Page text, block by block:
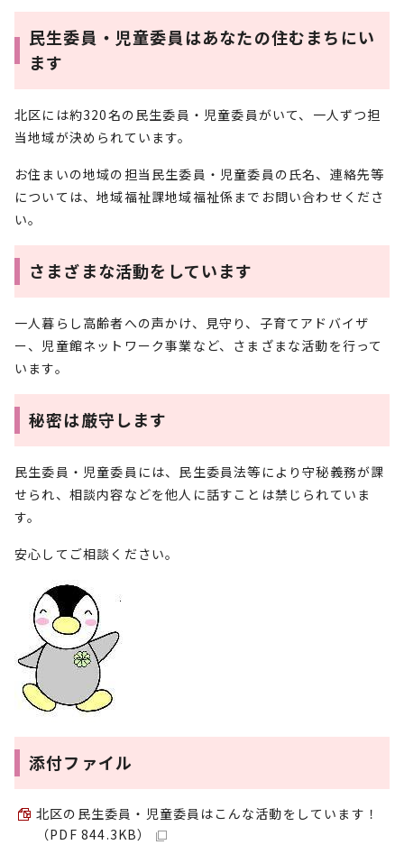
民生委員・児童委員はあなたの住むまちにい
ます
北区には約320名の民生委員・児童委員がいて、一人ずつ担
当地域が決められています。
お住まいの地域の担当民生委員・児童委員の氏名、連絡先等
については、地域福祉課地域福祉係までお問い合わせくださ
い。
さまざまな活動をしています
一人暮らし高齢者への声かけ、見守り、子育てアドバイザ
ー、児童館ネットワーク事業など、さまざまな活動を行って
います。
秘密は厳守します
民生委員・児童委員には、民生委員法等により守秘義務が課
せられ、相談内容などを他人に話すことは禁じられていま
す。
安心してご相談ください。
添付ファイル
北区の民生委員・児童委員はこんな活動をしています！
（PDF 844.3KB）